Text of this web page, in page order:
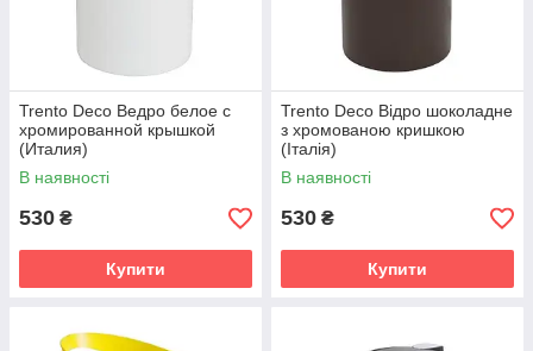
Trento Deco Ведро белое с
хромированной крышкой
(Италия)
В наявності
530 ₴
Купити
Trento Deco Відро шоколадне
з хромованою кришкою
(Італія)
В наявності
530 ₴
Купити